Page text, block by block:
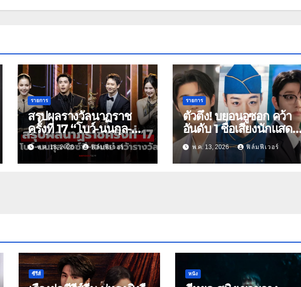
รายการ
สรุปผลรางวัลนาฏราช
ครั้งที่ 17 “โบว์-นนกุล-
ไอซ์ซึ-เจนเย่” คว้านำ
ชาย-หญิงยอดเยี่ยมแห่ง
ปี!
พ.ค. 18, 2026 ฟิล์มฟีเวอร์
รายการ
ตัวตึง! บยอนอูซอก คว้า
อันดับ 1 ชื่อเสียงนักแสดง
เกาหลี พ.ค. 2026 พร้อม
เช็ก 30 อันดับคนดังสุด
ฮอต
พ.ค. 13, 2026 ฟิล์มฟีเวอร์
ซีรีส์ หนัง